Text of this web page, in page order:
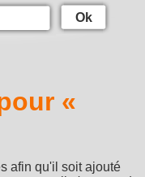
Ok
«
afin qu'il soit ajouté